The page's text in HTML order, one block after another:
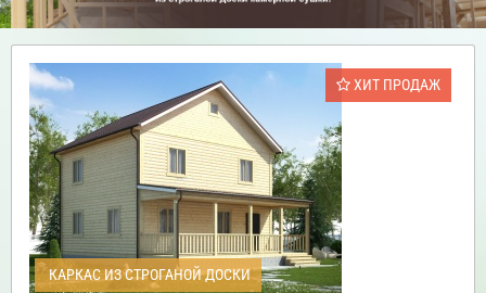
ХИТ ПРОДАЖ
КАРКАС ИЗ СТРОГАНОЙ ДОСКИ